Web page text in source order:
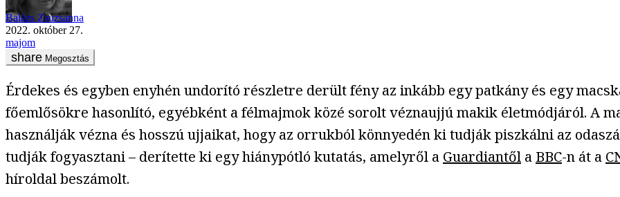
Balázs Zsuzsanna
2022. október 27.
majom
Megosztás
Érdekes és egyben enyhén undorító részletre derült fény az inkább egy patkány és egy
főemlősökre hasonlító, egyébként a félmajmok közé sorolt véznaujjú makik életmódjáról. A
használják vézna és hosszú ujjaikat, hogy az orrukból könnyedén ki tudják piszkálni az
tudják fogyasztani – derítette ki egy hiánypótló kutatás, amelyről a Guardiantől a BBC-n át a
híroldal beszámolt.